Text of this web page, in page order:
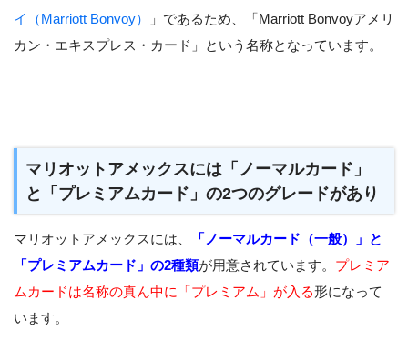
イ（Marriott Bonvoy）
」であるため、「Marriott Bonvoyアメリ
カン・エキスプレス・カード」という名称となっています。
マリオットアメックスには「ノーマルカード」
と「プレミアムカード」の2つのグレードがあり
マリオットアメックスには、
「ノーマルカード（一般）」と
「プレミアムカード」の2種類が用意されています。 プレミア
ムカードは名称の真ん中に「プレミアム」が入る形になって
います。